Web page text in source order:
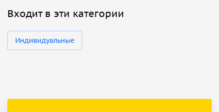
Входит в эти категории
Индивидуальные